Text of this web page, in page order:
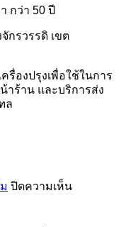
กว่า 50 ปี
กรวรรดิ เขต
รื่องปรุงเพื่อใช้ในการ
าร้าน และบริการส่ง
ล
ปิดความเห็นบน